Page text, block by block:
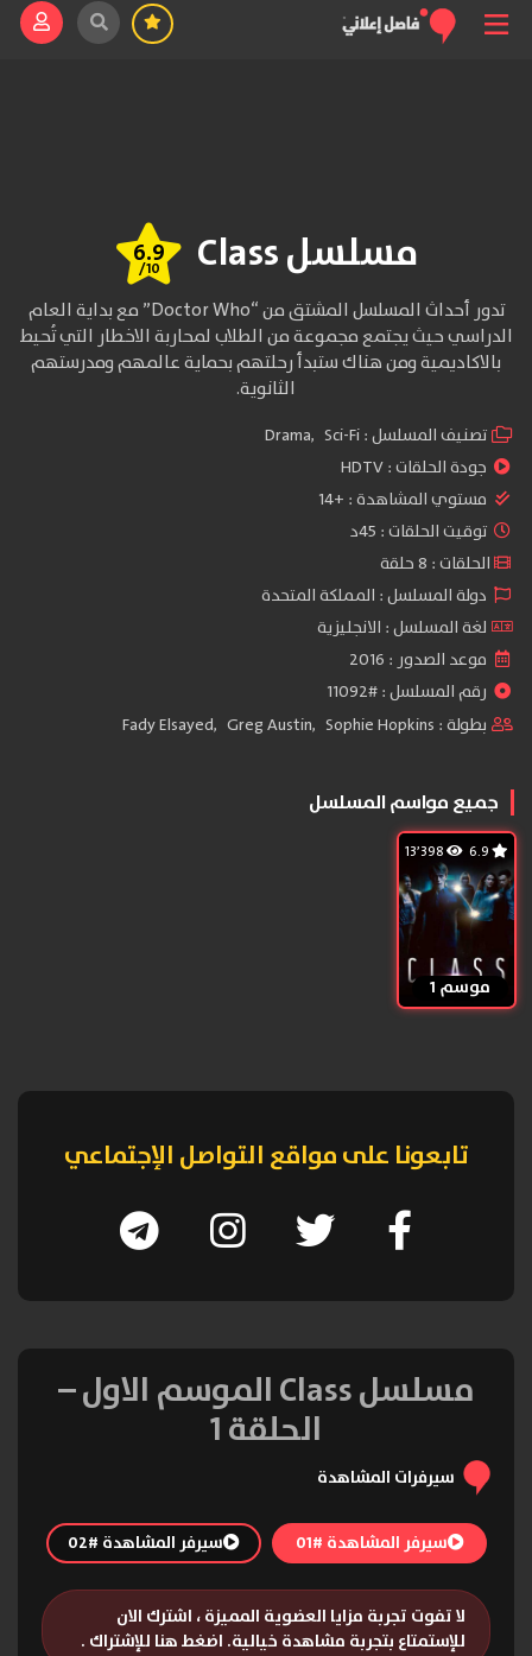
مسلسل Class 6.9
/10
تدور أحداث المسلسل المشتق من “Doctor Who” مع بداية العام
الدراسي حيث يجتمع مجموعة من الطلاب لمحاربة الاخطار التي تُحيط
بالاكاديمية ومن هناك ستبدأ رحلتهم بحماية عالمهم ومدرستهم
الثانوية.
تصنيف المسلسل : Drama, Sci-Fi
جودة الحلقات :HDTV
مستوي المشاهدة : +14
توقيت الحلقات : 45د
الحلقات : 8 حلقة
دولة المسلسل : المملكة المتحدة
لغة المسلسل : الانجليزية
موعد الصدور : 2016
رقم المسلسل : #11092
بطولة :
Fady Elsayed, Greg Austin, Sophie Hopkins
جميع مواسم المسلسل
موسم 1
تابعونا على مواقع التواصل الإجتماعي
مسلسل Class الموسم الاول –
الحلقة 1
سيرفرات المشاهدة
سيرفر المشاهدة #01 سيرفر المشاهدة #02
لا تفوت تجربة مزايا العضوية المميزة ، اشترك الان
للإستمتاع بتجربة مشاهدة خيالية. اضغط هنا للإشتراك .